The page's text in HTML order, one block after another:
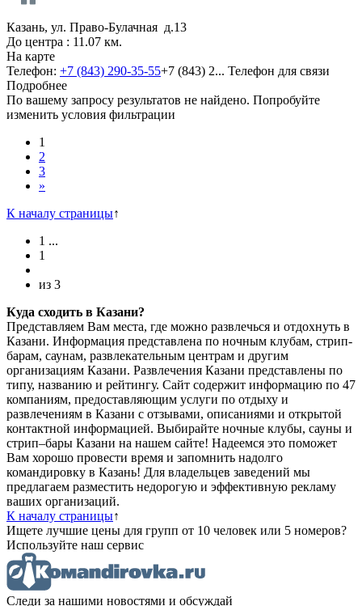
Казань, ул. Право-Булачная д.13
До центра : 11.07 км.
На карте
Телефон: +7 (843) 290-35-55+7 (843) 2... Телефон для связи
Подробнее
По вашему запросу результатов не найдено. Попробуйте
изменить условия фильтрации
1
2
3
»
К началу страницы↑
1 ...
1
из 3
Куда сходить в Казани?
Представляем Вам места, где можно развлечься и отдохнуть в
Казани. Информация представлена по ночным клубам, стрип-
барам, саунам, развлекательным центрам и другим
организациям Казани. Развлечения Казани представлены по
типу, названию и рейтингу. Сайт содержит информацию по 47
компаниям, предоставляющим услуги по отдыху и
развлечениям в Казани с отзывами, описаниями и открытой
контактной информацией. Выбирайте ночные клубы, сауны и
стрип–бары Казани на нашем сайте! Надеемся это поможет
Вам хорошо провести время и запомнить надолго
командировку в Казань! Для владельцев заведений мы
предлагаем разместить недорогую и эффективную рекламу
ваших организаций.
К началу страницы↑
Ищете лучшие цены для групп от 10 человек или 5 номеров?
Используйте наш сервис
Следи за нашими новостями и обсуждай